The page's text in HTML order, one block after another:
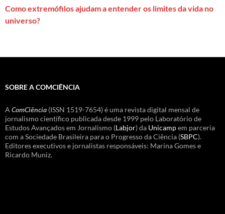
Como extremófilos ajudam a entender os limites da vida no
universo?
SOBRE A COMCIÊNCIA
A ComCiência (ISSN 1519-7654) é uma revista digital mensal de
jornalismo científico publicada desde 1999 pelo Laboratório de
Estudos Avançados em Jornalismo (Labjor) da Unicampem parceria
com a Sociedade Brasileira para o Progresso da Ciência (SBPC).
Editores executivos e jornalistas responsáveis: Marina Gomes e
Ricardo Muniz.